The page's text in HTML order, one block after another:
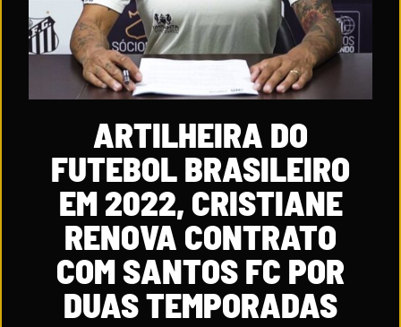
ARTILHEIRA DO
FUTEBOL BRASILEIRO
EM 2022, CRISTIANE
RENOVA CONTRATO
COM SANTOS FC POR
DUAS TEMPORADAS